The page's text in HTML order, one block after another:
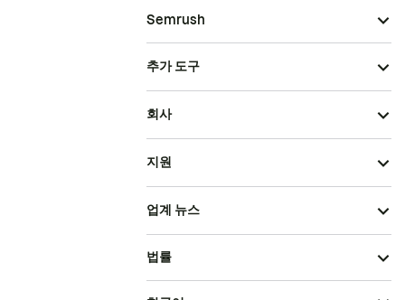
Semrush
추가 도구
회사
지원
업계 뉴스
법률